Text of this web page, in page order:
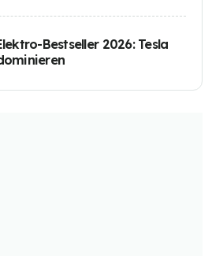
Bestseller 2026: Tesla